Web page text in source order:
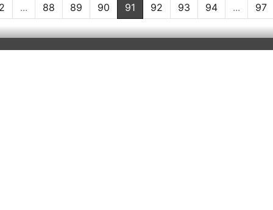
... 88 89 90 91 92 93 94 ... 97